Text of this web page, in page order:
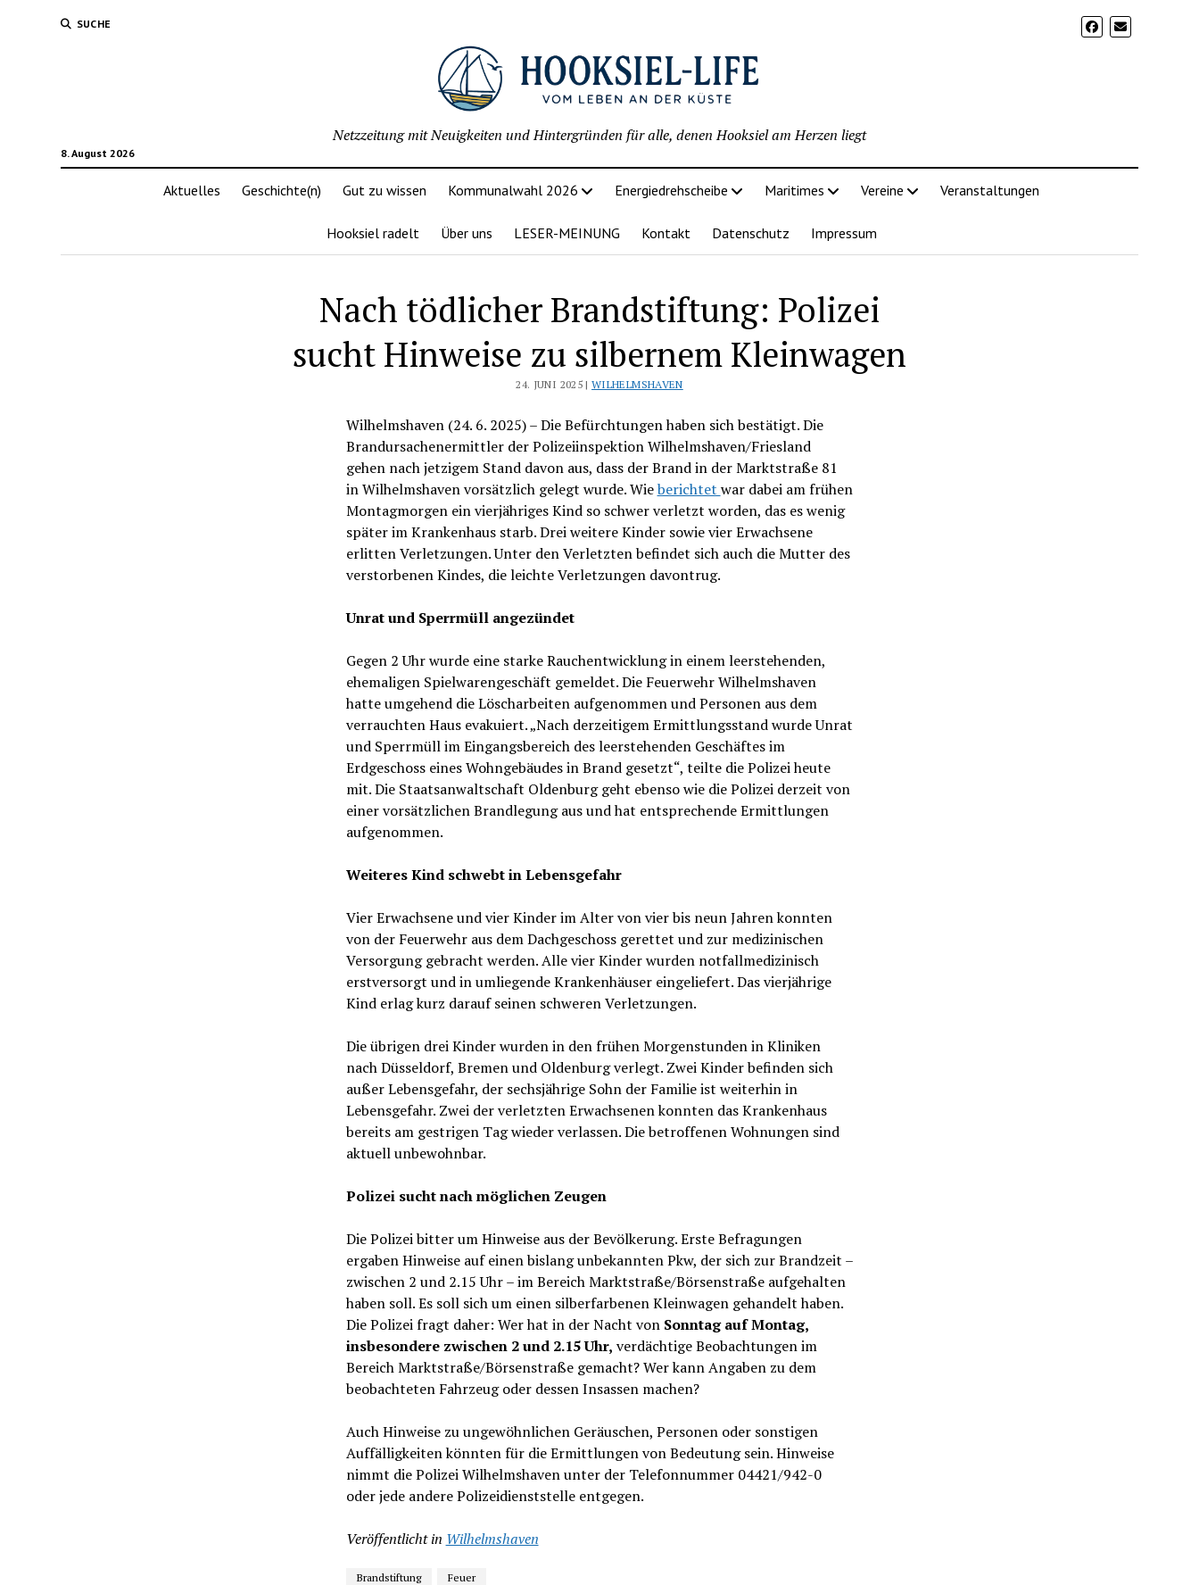
SUCHE
8. August 2026
Netzzeitung mit Neuigkeiten und Hintergründen für alle, denen Hooksiel am Herzen liegt
Aktuelles Geschichte(n) Gut zu wissen Kommunalwahl 2026 Energiedrehscheibe Maritimes Vereine Veranstaltungen
Hooksiel radelt Über uns LESER-MEINUNG Kontakt Datenschutz Impressum
Nach tödlicher Brandstiftung: Polizei
sucht Hinweise zu silbernem Kleinwagen
24. JUNI 2025 |WILHELMSHAVEN
Wilhelmshaven (24. 6. 2025) – Die Befürchtungen haben sich bestätigt. Die
Brandursachenermittler der Polizeiinspektion Wilhelmshaven/Friesland
gehen nach jetzigem Stand davon aus, dass der Brand in der Marktstraße 81
in Wilhelmshaven vorsätzlich gelegt wurde. Wieberichtet war dabei am frühen
Montagmorgen ein vierjähriges Kind so schwer verletzt worden, das es wenig
später im Krankenhaus starb. Drei weitere Kinder sowie vier Erwachsene
erlitten Verletzungen. Unter den Verletzten befindet sich auch die Mutter des
verstorbenen Kindes, die leichte Verletzungen davontrug.
Unrat und Sperrmüll angezündet
Gegen 2 Uhr wurde eine starke Rauchentwicklung in einem leerstehenden,
ehemaligen Spielwarengeschäft gemeldet. Die Feuerwehr Wilhelmshaven
hatte umgehend die Löscharbeiten aufgenommen und Personen aus dem
verrauchten Haus evakuiert. „Nach derzeitigem Ermittlungsstand wurde Unrat
und Sperrmüll im Eingangsbereich des leerstehenden Geschäftes im
Erdgeschoss eines Wohngebäudes in Brand gesetzt“, teilte die Polizei heute
mit. Die Staatsanwaltschaft Oldenburg geht ebenso wie die Polizei derzeit von
einer vorsätzlichen Brandlegung aus und hat entsprechende Ermittlungen
aufgenommen.
Weiteres Kind schwebt in Lebensgefahr
Vier Erwachsene und vier Kinder im Alter von vier bis neun Jahren konnten
von der Feuerwehr aus dem Dachgeschoss gerettet und zur medizinischen
Versorgung gebracht werden. Alle vier Kinder wurden notfallmedizinisch
erstversorgt und in umliegende Krankenhäuser eingeliefert. Das vierjährige
Kind erlag kurz darauf seinen schweren Verletzungen.
Die übrigen drei Kinder wurden in den frühen Morgenstunden in Kliniken
nach Düsseldorf, Bremen und Oldenburg verlegt. Zwei Kinder befinden sich
außer Lebensgefahr, der sechsjährige Sohn der Familie ist weiterhin in
Lebensgefahr. Zwei der verletzten Erwachsenen konnten das Krankenhaus
bereits am gestrigen Tag wieder verlassen. Die betroffenen Wohnungen sind
aktuell unbewohnbar.
Polizei sucht nach möglichen Zeugen
Die Polizei bitter um Hinweise aus der Bevölkerung. Erste Befragungen
ergaben Hinweise auf einen bislang unbekannten Pkw, der sich zur Brandzeit –
zwischen 2 und 2.15 Uhr – im Bereich Marktstraße/Börsenstraße aufgehalten
haben soll. Es soll sich um einen silberfarbenen Kleinwagen gehandelt haben.
Die Polizei fragt daher: Wer hat in der Nacht von Sonntag auf Montag,
insbesondere zwischen 2 und 2.15 Uhr, verdächtige Beobachtungen im
Bereich Marktstraße/Börsenstraße gemacht? Wer kann Angaben zu dem
beobachteten Fahrzeug oder dessen Insassen machen?
Auch Hinweise zu ungewöhnlichen Geräuschen, Personen oder sonstigen
Auffälligkeiten könnten für die Ermittlungen von Bedeutung sein. Hinweise
nimmt die Polizei Wilhelmshaven unter der Telefonnummer 04421/942-0
oder jede andere Polizeidienststelle entgegen.
Veröffentlicht in Wilhelmshaven
Brandstiftung Feuer